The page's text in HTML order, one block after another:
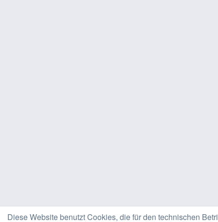
Diese Website benutzt Cookies, die für den technischen